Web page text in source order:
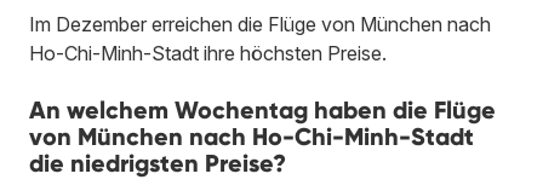
Im Dezember erreichen die Flüge von München nach
Ho-Chi-Minh-Stadt ihre höchsten Preise.
An welchem Wochentag haben die Flüge
von München nach Ho-Chi-Minh-Stadt
die niedrigsten Preise?